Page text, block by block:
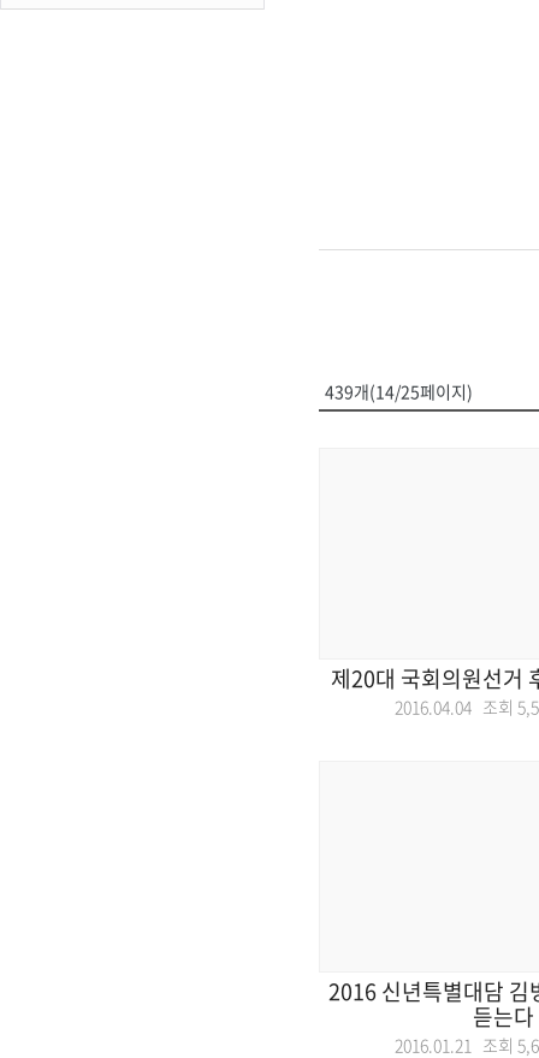
439개(14/25페이지)
제20대 국회의원선거
2016.04.04 조회
2016 신년특별대담 김
듣는다
2016.01.21 조회